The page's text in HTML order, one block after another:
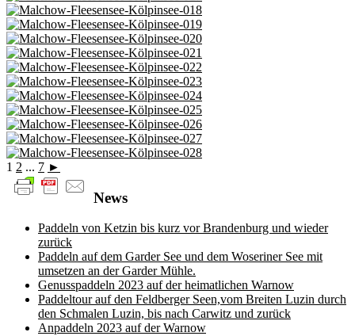
1 2 ... 7 ►
News
Paddeln von Ketzin bis kurz vor Brandenburg und wieder
zurück
Paddeln auf dem Garder See und dem Woseriner See mit
umsetzen an der Garder Mühle.
Genusspaddeln 2023 auf der heimatlichen Warnow
Paddeltour auf den Feldberger Seen,vom Breiten Luzin durch
den Schmalen Luzin, bis nach Carwitz und zurück
Anpaddeln 2023 auf der Warnow